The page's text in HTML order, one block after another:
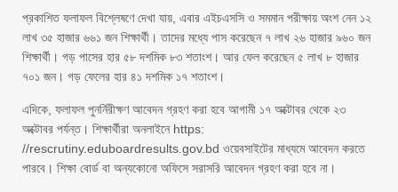
প্রকাশিত ফলাফল বিশ্লেষণে দেখা যায়, এবার এইচএসসি ও সমমান পরীক্ষায় অংশ নেন ১২
লাখ ৩৫ হাজার ৬৬১ জন শিক্ষার্থী। তাদের মধ্যে পাস করেছেন ৭ লাখ ২৬ হাজার ৯৬০ জন
শিক্ষার্থী। গড় পাসের হার ৫৮ দশমিক ৮৩ শতাংশ। আর ফেল করেছেন ৫ লাখ ৮ হাজার
৭০১ জন। গড় ফেলের হার ৪১ দশমিক ১৭ শতাংশ।
এদিকে, ফলাফল পুনর্নিরীক্ষণ আবেদন গ্রহণ করা হবে আগামী ১৭ অক্টোবর থেকে ২৩
অক্টোবর পর্যন্ত। শিক্ষার্থীরা অনলাইনে https:
//rescrutiny.eduboardresults.gov.bd ওয়েবসাইটের মাধ্যমে আবেদন করতে
পারবে। শিক্ষা বোর্ড বা অন্যকোনো অফিসে সরাসরি আবেদন গ্রহণ করা হবে না।